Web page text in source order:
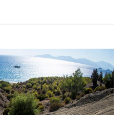
a prestar.
tipo de Cookies e
impacto na sua
e nos serviços